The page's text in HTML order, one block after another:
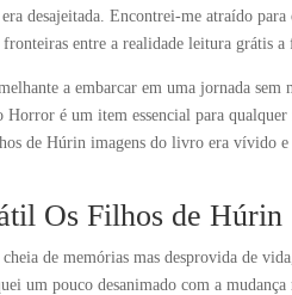
desajeitada. Encontrei-me atraído
entre a realidade leitura grátis
a embarcar em uma jornada sem
Horror é um item essencial para
de Húrin imagens do livro era vívido
Os Filhos de Húrin
de memórias mas desprovida de
um pouco desanimado com a